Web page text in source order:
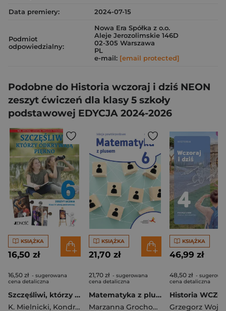
Data premiery:
2024-07-15
Podmiot
odpowiedzialny:
Nowa Era Spółka z o.o.
Aleje Jerozolimskie 146D
02-305 Warszawa
PL
e-mail: [email protected]
Podobne do Historia wczoraj i dziś NEON
zeszyt ćwiczeń dla klasy 5 szkoły
podstawowej EDYCJA 2024-2026
KSIĄŻKA
16,50 zł
16,50 zł - sugerowana
cena detaliczna
Szczęśliwi, którzy odkrywają piękno Klasa 6 SP Zeszyt ucznia na 1 lekcję religii tygodniowo
K. Mielnicki, Kondrak E ,A. Sętorek
KSIĄŻKA
21,70 zł
21,70 zł - sugerowana
cena detaliczna
Matematyka z plusem lekcje powtórzeniowe dla klasy 6 szkoła podstawowa wersja 2
Marzanna Grochowalska
KSIĄŻKA
46,99 zł
48,50 zł -
cena detaliczna